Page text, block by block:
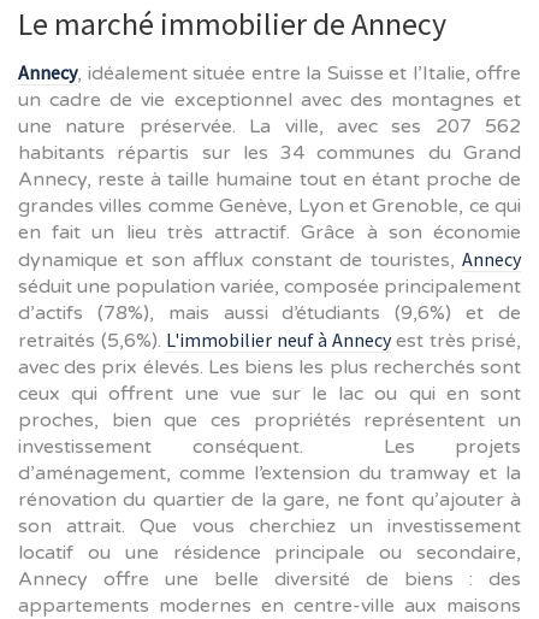
Le marché immobilier de Annecy
Annecy, idéalement située entre la Suisse et l’Italie, offre
un cadre de vie exceptionnel avec des montagnes et
une nature préservée. La ville, avec ses 207 562
habitants répartis sur les 34 communes du Grand
Annecy, reste à taille humaine tout en étant proche de
grandes villes comme Genève, Lyon et Grenoble, ce qui
en fait un lieu très attractif. Grâce à son économie
dynamique et son afflux constant de touristes, Annecy
séduit une population variée, composée principalement
d’actifs (78%), mais aussi d’étudiants (9,6%) et de
retraités (5,6%). L'immobilier neuf à Annecyest très prisé,
avec des prix élevés. Les biens les plus recherchés sont
ceux qui offrent une vue sur le lac ou qui en sont
proches, bien que ces propriétés représentent un
investissement conséquent. Les projets
d’aménagement, comme l’extension du tramway et la
rénovation du quartier de la gare, ne font qu’ajouter à
son attrait. Que vous cherchiez un investissement
locatif ou une résidence principale ou secondaire,
Annecy offre une belle diversité de biens : des
appartements modernes en centre-ville aux maisons